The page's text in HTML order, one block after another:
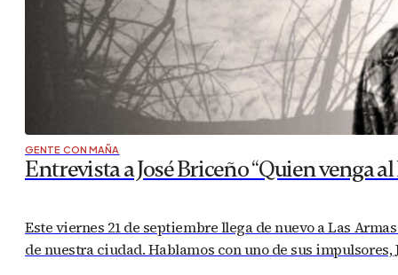
GENTE CON MAÑA
Entrevista a José Briceño “Quien venga
Este viernes 21 de septiembre llega de nuevo a Las
de nuestra ciudad. Hablamos con uno de sus